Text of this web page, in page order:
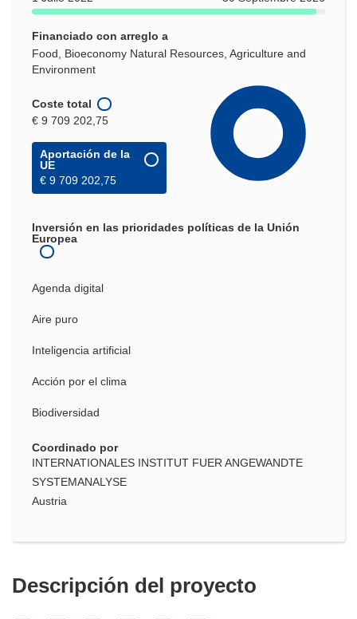
Financiado con arreglo a
Food, Bioeconomy Natural Resources, Agriculture and
Environment
Coste total
€ 9 709 202,75
Aportación de la
UE
€ 9 709 202,75
Inversión en las prioridades políticas de la Unión
Europea
Agenda digital
Aire puro
Inteligencia artificial
Acción por el clima
Biodiversidad
Coordinado por
INTERNATIONALES INSTITUT FUER ANGEWANDTE
SYSTEMANALYSE
Austria
Descripción del proyecto